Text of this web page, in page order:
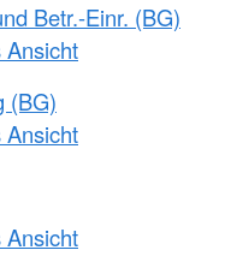
Betr.-Einr. (BG)
Ansicht
(BG)
Ansicht
Ansicht